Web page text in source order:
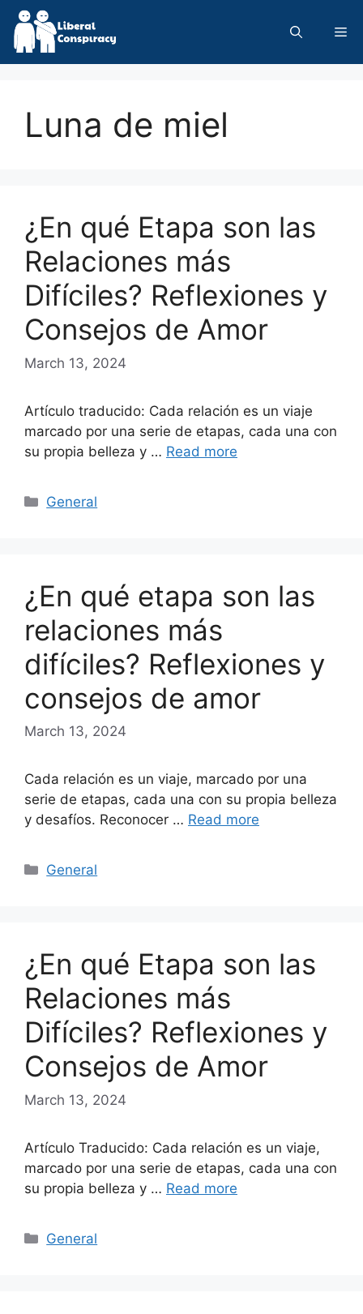
Skip
content
Luna de miel
¿En qué Etapa son las
Relaciones más
Difíciles? Reflexiones y
Consejos de Amor
March 13, 2024
Artículo traducido: Cada relación es un viaje
marcado por una serie de etapas, cada una con
su propia belleza y … Read more
Categories
General
¿En qué etapa son las
relaciones más
difíciles? Reflexiones y
consejos de amor
March 13, 2024
Cada relación es un viaje, marcado por una
serie de etapas, cada una con su propia belleza
y desafíos. Reconocer … Read more
Categories
General
¿En qué Etapa son las
Relaciones más
Difíciles? Reflexiones y
Consejos de Amor
March 13, 2024
Artículo Traducido: Cada relación es un viaje,
marcado por una serie de etapas, cada una con
su propia belleza y … Read more
Categories
General